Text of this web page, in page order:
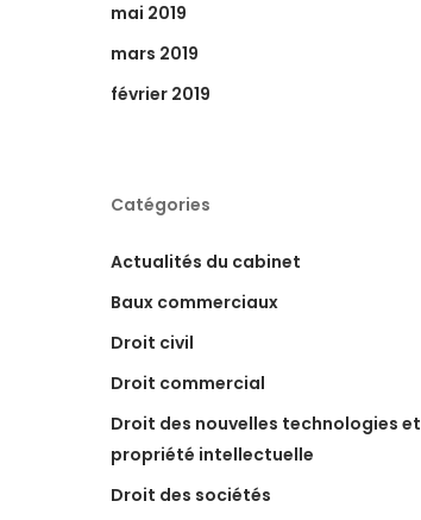
mai 2019
mars 2019
février 2019
Catégories
Actualités du cabinet
Baux commerciaux
Droit civil
Droit commercial
Droit des nouvelles technologies et
propriété intellectuelle
Droit des sociétés